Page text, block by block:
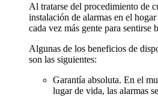
Al tratarse del procedimiento de
instalación de alarmas en el
cada vez más gente para sentirse
Algunas de los beneficios de
son las siguientes:
Garantía absoluta. En el
lugar de vida, las alarmas